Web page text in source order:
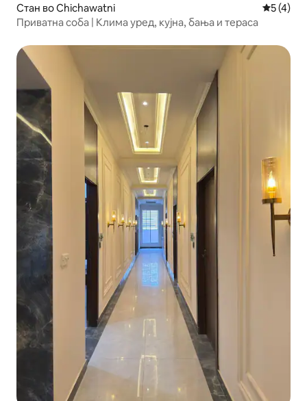
Стан во Chichawatni
5 (4)
Приватна соба | Клима уред, кујна, бања и тераса